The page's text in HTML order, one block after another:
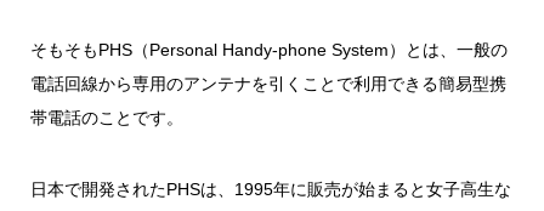
そもそもPHS（Personal Handy-phone System）とは、一般の
電話回線から専用のアンテナを引くことで利用できる簡易型携
帯電話のことです。
日本で開発されたPHSは、1995年に販売が始まると女子高生な